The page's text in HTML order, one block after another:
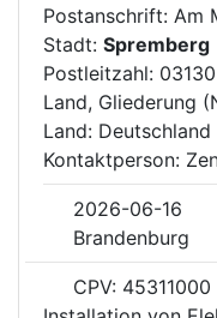
Postanschrift: Am
Stadt: Spremberg
Postleitzahl: 03130
Land, Gliederung
Land: Deutschland
Kontaktperson:
2026-06-16
Brandenburg
CPV: 45311000